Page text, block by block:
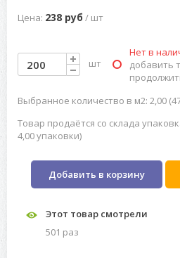
Цена: 238 руб / шт
шт
Нет в
добавить
Выбранное количество в м2: 2,00
Товар продаётся со склада
4,00 упаковки)
Добавить в корзину
Этот товар смотрели
501 раз